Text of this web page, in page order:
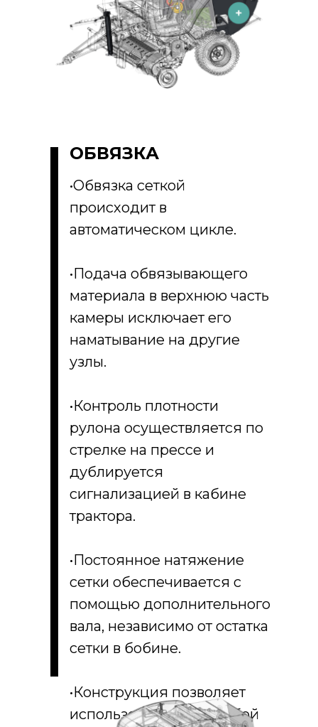
•Обвязка сеткой
происходит в
автоматическом цикле.
•Подача обвязывающего
материала в верхнюю часть
камеры исключает его
наматывание на другие
узлы.
•Контроль плотности
рулона осуществляется по
стрелке на прессе и
дублируется
сигнализацией в кабине
трактора.
•Постоянное натяжение
сетки обеспечивается с
помощью дополнительного
вала, независимо от остатка
сетки в бобине.
•Конструкция позволяет
использовать сетку любой
ОБВЯЗКА